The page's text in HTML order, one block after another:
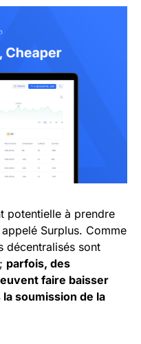
potentielle à prendre
Surplus. Comme
décentralisés sont
parfois, des
faire baisser
soumission de la